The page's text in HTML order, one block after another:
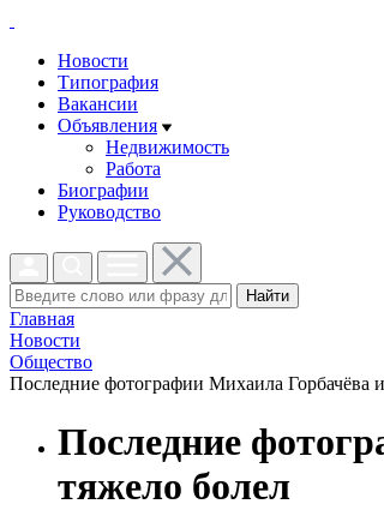
Новости
Типография
Вакансии
Объявления
Недвижимость
Работа
Биографии
Руководство
Найти
Главная
Новости
Общество
Последние фотографии Михаила Горбачёва
Последние
тяжело болел